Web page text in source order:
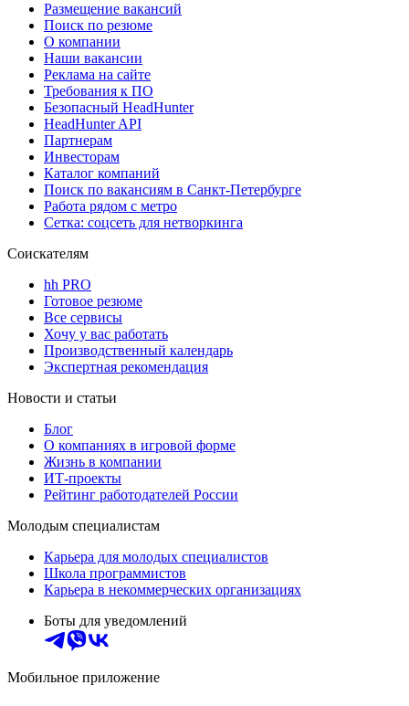
Размещение вакансий
Поиск по резюме
О компании
Наши вакансии
Реклама на сайте
Требования к ПО
Безопасный HeadHunter
HeadHunter API
Партнерам
Инвесторам
Каталог компаний
Поиск по вакансиям в Санкт-Петербурге
Работа рядом с метро
Сетка: соцсеть для нетворкинга
Соискателям
hh PRO
Готовое резюме
Все сервисы
Хочу у вас работать
Производственный календарь
Экспертная рекомендация
Новости и статьи
Блог
О компаниях в игровой форме
Жизнь в компании
ИТ-проекты
Рейтинг работодателей России
Молодым специалистам
Карьера для молодых специалистов
Школа программистов
Карьера в некоммерческих организациях
Боты для уведомлений
Мобильное приложение